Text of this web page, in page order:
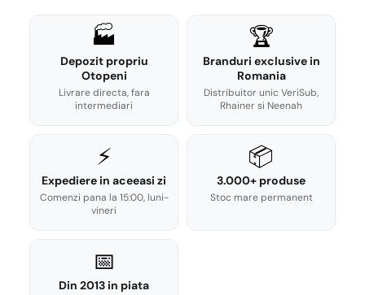
🏭
Depozit propriu
Otopeni
Livrare directa, fara
intermediari
🏆
Branduri exclusive in
Romania
Distribuitor unic VeriSub,
Rhainer si Neenah
⚡
Expediere in aceeasi zi
Comenzi pana la 15:00, luni-
vineri
📦
3.000+ produse
Stoc mare permanent
📅
Din 2013 in piata